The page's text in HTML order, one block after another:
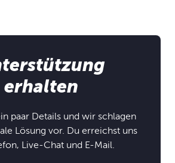
erhalten
paar Details und wir schlagen
Lösung vor. Du erreichst uns
Live-Chat und E-Mail.